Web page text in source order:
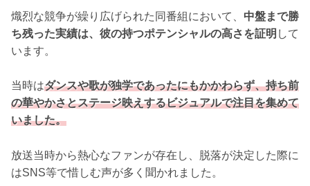
熾烈な競争が繰り広げられた同番組において、 中盤まで勝
ち残った実績は、彼の持つポテンシャルの高さを証明 して
います。
当時はダンスや歌が独学であったにもかかわらず、持ち前
の華やかさとステージ映えするビジュアルで注目を集めて
いました。
放送当時から熱心なファンが存在し、脱落が決定した際に
はSNS等で惜しむ声が多く聞かれました。